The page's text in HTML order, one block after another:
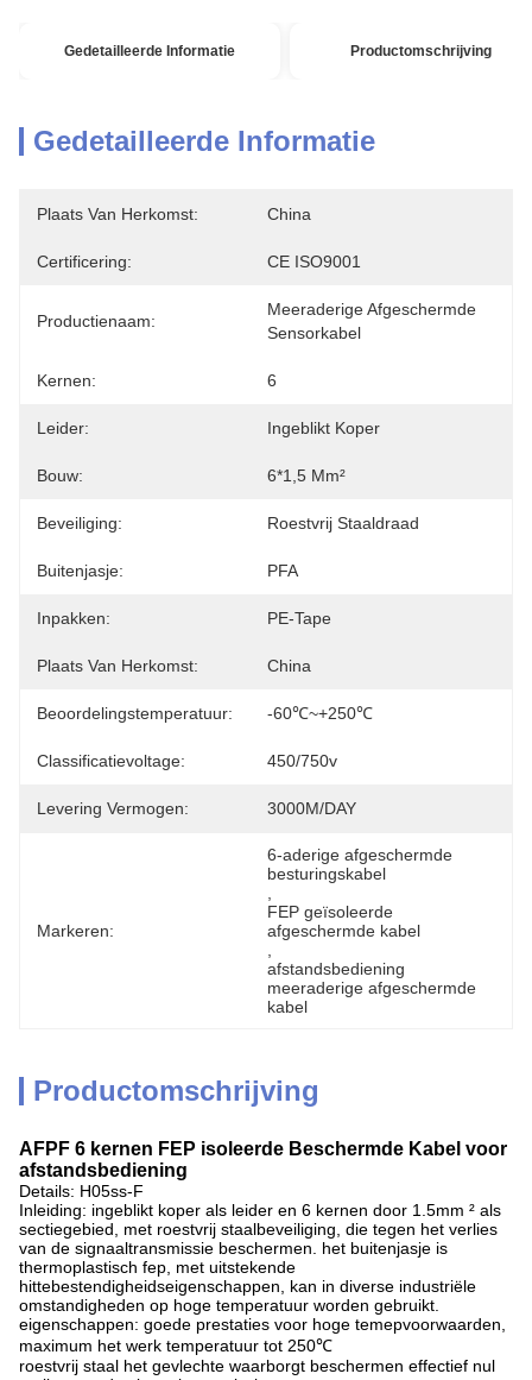
Gedetailleerde Informatie Productomschrijving
Gedetailleerde Informatie
Plaats Van Herkomst: China
Certificering: CE ISO9001
Productienaam:
Meeraderige Afgeschermde
Sensorkabel
Kernen: 6
Leider: Ingeblikt Koper
Bouw: 6*1,5 Mm²
Beveiliging: Roestvrij Staaldraad
Buitenjasje: PFA
Inpakken: PE-Tape
Plaats Van Herkomst: China
Beoordelingstemperatuur: -60℃~+250℃
Classificatievoltage: 450/750v
Levering Vermogen: 3000M/DAY
Markeren:
6-aderige afgeschermde
besturingskabel
FEP geïsoleerde
afgeschermde kabel
afstandsbediening
meeraderige afgeschermde
kabel
Productomschrijving
AFPF 6 kernen FEP isoleerde Beschermde Kabel voor
afstandsbediening
Details: H05ss-F
Inleiding: ingeblikt koper als leider en 6 kernen door 1.5mm ² als
sectiegebied, met roestvrij staalbeveiliging, die tegen het verlies
van de signaaltransmissie beschermen. het buitenjasje is
thermoplastisch fep, met uitstekende
hittebestendigheidseigenschappen, kan in diverse industriële
omstandigheden op hoge temperatuur worden gebruikt.
eigenschappen: goede prestaties voor hoge temepvoorwaarden,
maximum het werk temperatuur tot 250℃
roestvrij staal het gevlechte waarborgt beschermen effectief nul